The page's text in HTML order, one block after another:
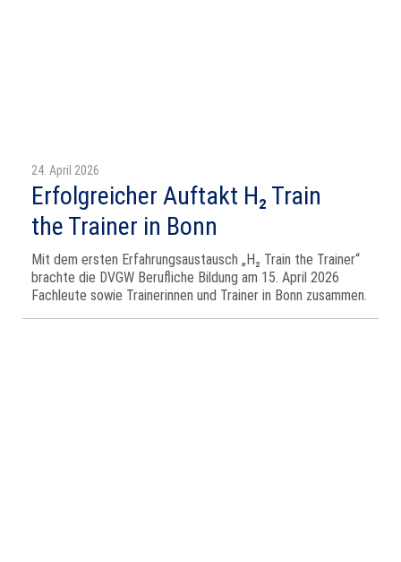
24. April 2026
Erfolgreicher Auftakt H₂ Train
the Trainer in Bonn
Mit dem ersten Erfahrungsaustausch „H₂ Train the Trainer“
brachte die DVGW Berufliche Bildung am 15. April 2026
Fachleute sowie Trainerinnen und Trainer in Bonn zusammen.